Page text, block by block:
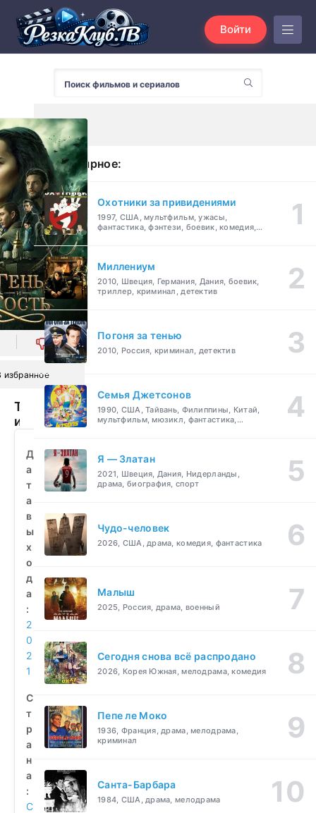
Войти
0
избранное
Тень
и
(2021)
смотреть
бесплатно
Д
а
т
а
в
ы
х
о
д
а
:
2
0
2
1
С
т
р
а
н
а
:
С
Популярное:
Охотники за привидениями
1997, США, мультфильм, ужасы,
фантастика, фэнтези, боевик, комедия,
Миллениум
2010, Швеция, Германия, Дания, боевик,
триллер, криминал, детектив
Погоня за тенью
2010, Россия, криминал, детектив
Семья Джетсонов
1990, США, Тайвань, Филиппины, Китай,
мультфильм, мюзикл, фантастика,
Я — Златан
2021, Швеция, Дания, Нидерланды,
драма, биография, спорт
Чудо-человек
2026, США, драма, комедия, фантастика
Малыш
2025, Россия, драма, военный
Сегодня снова всё распродано
2026, Корея Южная, мелодрама, комедия
Пепе ле Моко
1936, Франция, драма, мелодрама,
криминал
Санта-Барбара
1984, США, драма, мелодрама